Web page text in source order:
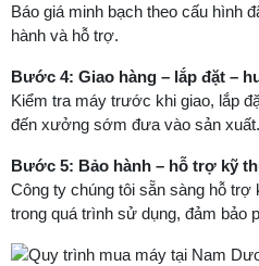
Báo giá minh bạch theo cấu hình
hành và hỗ trợ.
Bước 4: Giao hàng – lắp đặt –
Kiểm tra máy trước khi giao, lắp
đến xưởng sớm đưa vào sản xuất.
Bước 5: Bảo hành – hỗ trợ kỹ
Công ty chúng tôi sẵn sàng hỗ
trong quá trình sử dụng, đảm bảo